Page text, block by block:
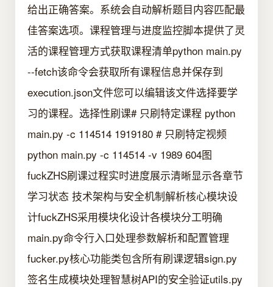
给出正确答案。系统会自动解析题目内容匹配最
佳答案选项。课程管理与进度监控脚本提供了灵
活的课程管理方式获取课程清单python main.py
--fetch该命令会获取所有课程信息并保存到
execution.json文件您可以编辑该文件选择要学
习的课程。选择性刷课# 只刷特定课程 python
main.py -c 114514 1919180 # 只刷特定视频
python main.py -c 114514 -v 1989 604图
fuckZHS刷课过程实时进度展示清晰显示各章节
学习状态 技术架构与安全机制解析核心模块设
计fuckZHS采用模块化设计各模块分工明确
main.py命令行入口处理参数解析和配置管理
fucker.py核心功能类包含所有刷课逻辑sign.py
签名生成模块处理智慧树API的安全验证utils.py